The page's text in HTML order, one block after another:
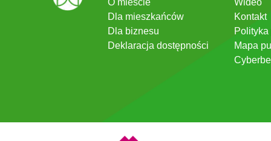
O mieście
Dla mieszkańców
Dla biznesu
Deklaracja dostępności
Wideo
Kontakt
Mapa